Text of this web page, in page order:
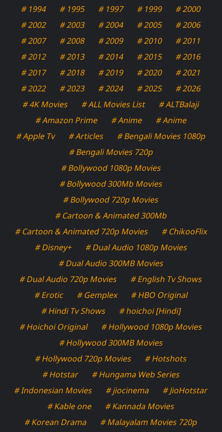
# 1994
# 1995 # 1997 # 1999
# 2000
# 2002
# 2003 # 2004 # 2005
# 2006
# 2007
# 2008 # 2009 # 2010
# 2011
# 2012
# 2013 # 2014 # 2015
# 2016
# 2017
# 2018 # 2019 # 2020
# 2021
# 2022
# 2023 # 2024 # 2025
# 2026
# 4K Movies
# ALL Movies List
# ALTBalaji
# Amazon Prime
# Anime
# Anime
# Apple Tv
# Articles
# Bengali Movies 1080p
# Bengali Movies 720p
# Bollywood 1080p Movies
# Bollywood 300Mb Movies
# Bollywood 720p Movies
# Cartoon & Animated 300Mb
# Cartoon & Animated 720p Movies
# ChikooFlix
# Disney+
# Dual Audio 1080p Movies
# Dual Audio 300MB Movies
# Dual Audio 720p Movies
# English Tv Shows
# Erotic
# Gemplex
# HBO Original
# Hindi Tv Shows
# hoichoi [Hindi]
# Hoichoi Original
# Hollywood 1080p Movies
# Hollywood 300MB Movies
# Hollywood 720p Movies
# Hotshots
# Hotstar
# Hungama Web Series
# Indonesian Movies
# jiocinema
# JioHotstar
# Kable one
# Kannada Movies
# Korean Drama
# Malayalam Movies 720p